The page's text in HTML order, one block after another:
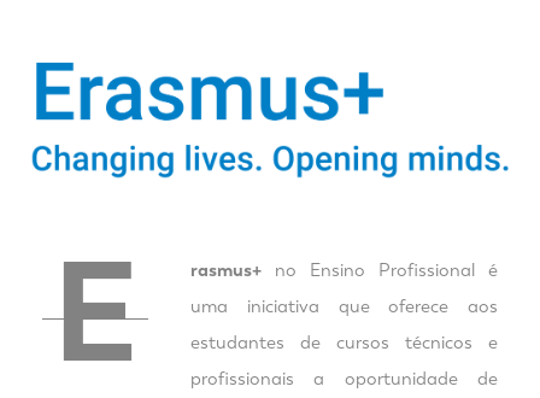
E rasmus+ no Ensino Profissional é
uma iniciativa que oferece aos
estudantes de cursos técnicos e
profissionais a oportunidade de